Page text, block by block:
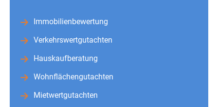
Immobilienbewertung
Verkehrswertgutachten
Hauskaufberatung
Wohnflächengutachten
Mietwertgutachten